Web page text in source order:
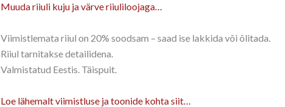
Muuda riiuli kuju ja värve riiuliloojaga…
Viimistlemata riiul on 20% soodsam – saad ise lakkida või õlitada.
Riiul tarnitakse detailidena.
Valmistatud Eestis. Täispuit.
Loe lähemalt viimistluse ja toonide kohta siit…